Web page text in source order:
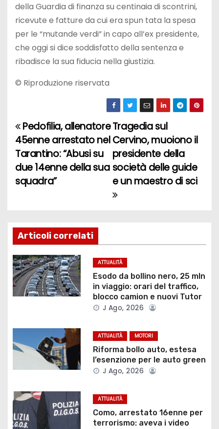
della Guardia di finanza su centinaia di scontrini,
ricevute e fatture da cui era spun tata la spesa
per le “mutande verdi” in capo all’ex presidente,
che oggi si dice soddisfatto della sentenza e
ribadisce la sua fiducia nella giustizia.
© Riproduzione riservata
N
a
v
a
z
i
o
a
t
i
Tragedia sul
Cervino, muoiono il
presidente della
società delle guide
e un maestro di sci
Pedofilia, allenatore
45enne arrestato nel
Tarantino: “Abusi su
due 14enne della sua
squadra”
Articoli correlati
ATTUALITÀ
Esodo da bollino nero, 25 mln
in viaggio: orari del traffico,
blocco camion e nuovi Tutor
J Ago, 2026
ATTUALITÀ MOTORI
Riforma bollo auto, estesa
l’esenzione per le auto green
J Ago, 2026
ATTUALITÀ
Como, arrestato 16enne per
terrorismo: aveva i video